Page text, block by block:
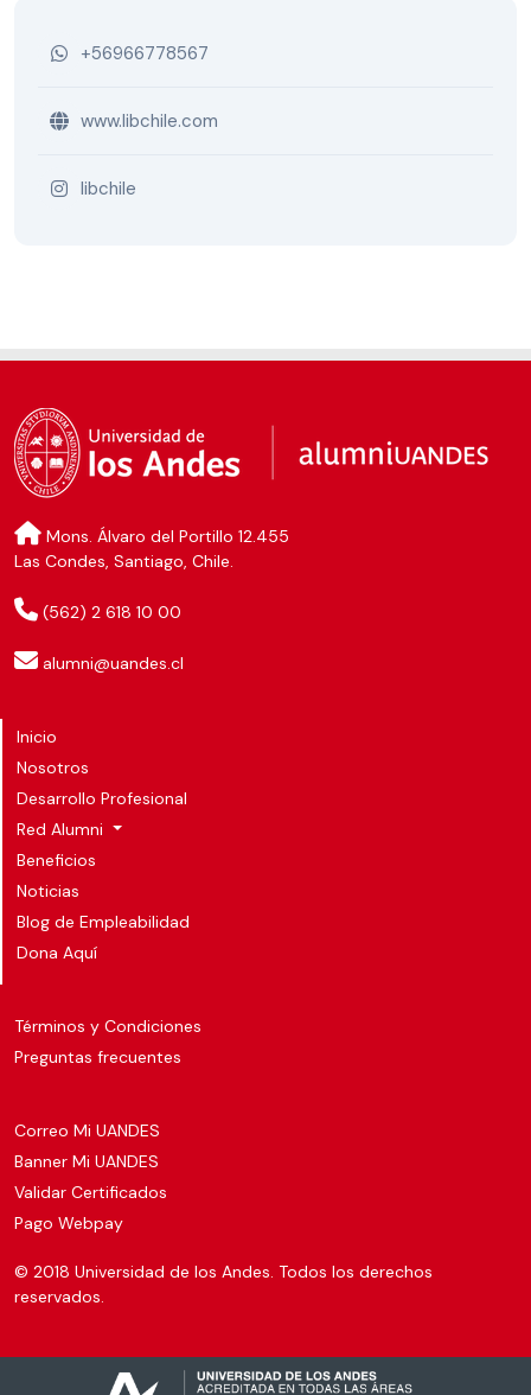
+56966778567
www.libchile.com
libchile
Mons. Álvaro del Portillo 12.455
Las Condes, Santiago, Chile.
(562) 2 618 10 00
alumni@uandes.cl
Inicio
Nosotros
Desarrollo Profesional
Red Alumni
Beneficios
Noticias
Blog de Empleabilidad
Dona Aquí
Términos y Condiciones
Preguntas frecuentes
Correo Mi UANDES
Banner Mi UANDES
Validar Certificados
Pago Webpay
© 2018 Universidad de los Andes. Todos los derechos
reservados.